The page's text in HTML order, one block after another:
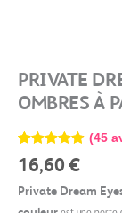
PRIVATE
OMBRES À
Noté
4.78
sur 5
45
notations
client
(45
16,60€
Private Dream